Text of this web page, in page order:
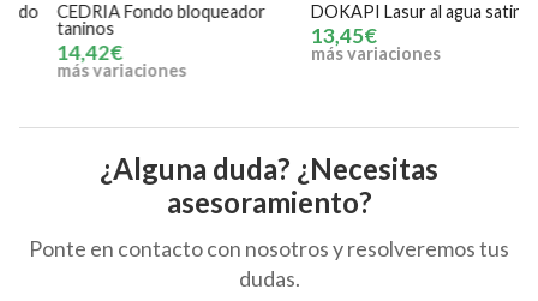
CEDRIA Fondo bloqueador
taninos
14,42€
más variaciones
DOKAPI Lasur al agua satinado
13,45€
más variaciones
¿Alguna duda? ¿Necesitas
asesoramiento?
Ponte en contacto con nosotros y resolveremos tus
dudas.